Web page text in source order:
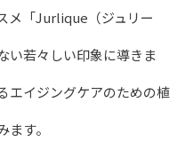
メ「Jurlique（ジュリー
い若々しい印象に導きま
エイジングケアのための植
す。